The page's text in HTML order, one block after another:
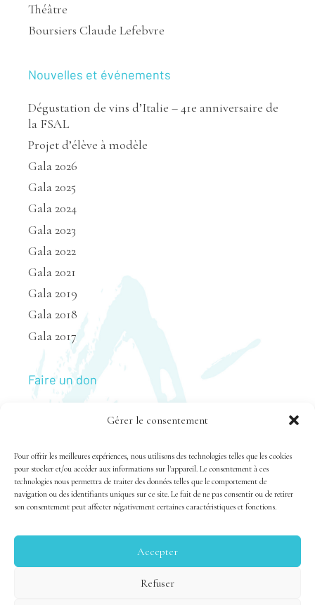
Gérer le consentement
Pour offrir les meilleures expériences, nous utilisons des technologies telles que les cookies
pour stocker et/ou accéder aux informations sur l'appareil. Le consentement à ces
technologies nous permettra de traiter des données telles que le comportement de
navigation ou des identifiants uniques sur ce site. Le fait de ne pas consentir ou de retirer
son consentement peut affecter négativement certaines caractéristiques et fonctions.
Accepter
Refuser
Théâtre
Boursiers Claude Lefebvre
Nouvelles et événements
Dégustation de vins d’Italie – 41e anniversaire de
la FSAL
Projet d’élève à modèle
Gala 2026
Gala 2025
Gala 2024
Gala 2023
Gala 2022
Gala 2021
Gala 2019
Gala 2018
Gala 2017
Faire un don
Tous droits réservés 1983-2020 FSAL /